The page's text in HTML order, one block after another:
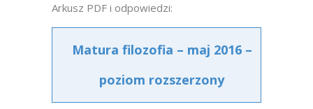
Arkusz PDF i odpowiedzi:
Matura filozofia – maj 2016 –
poziom rozszerzony